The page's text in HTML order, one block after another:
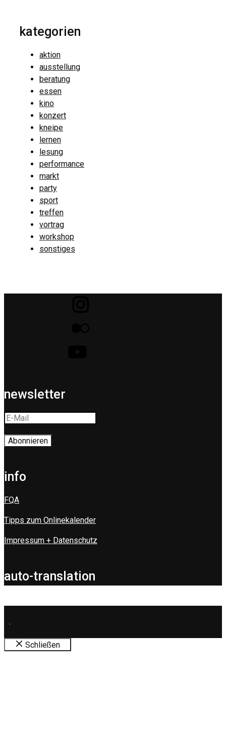
kategorien
aktion
ausstellung
beratung
essen
kino
konzert
kneipe
lernen
lesung
performance
markt
party
sport
treffen
vortrag
workshop
sonstiges
newsletter
info
FQA
Tipps zum Onlinekalender
Impressum + Datenschutz
auto-translation
.
Schließen